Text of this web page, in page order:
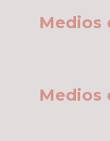
Medios
Medios